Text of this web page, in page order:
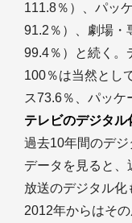
111.8％）、パッ
91.2％）、劇場・
99.4％）と続く。
100％は当然とし
ス73.6％、パッケ
テレビのデジタ
過去10年間のデ
データを見ると
放送のデジタル化
2012年からはそ